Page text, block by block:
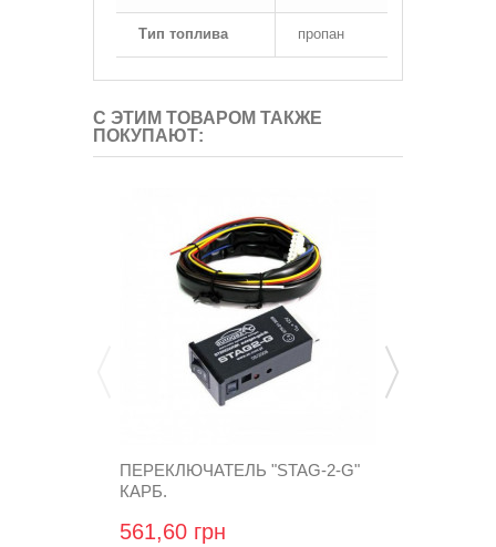
Тип топлива пропан
С ЭТИМ ТОВАРОМ ТАКЖЕ
ПОКУПАЮТ:
ПЕРЕКЛЮЧАТЕЛЬ "STAG-2-G"
КАРБ.
561,60 грн